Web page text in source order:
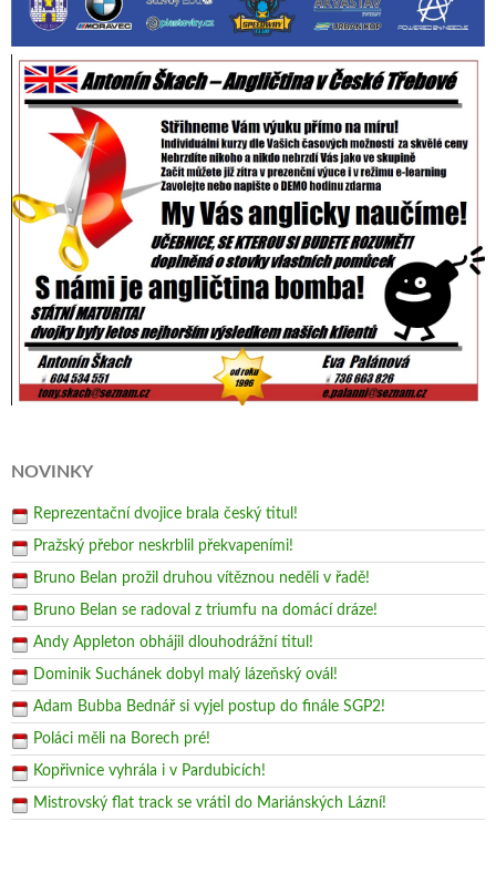
NOVINKY
Reprezentační dvojice brala český titul!
Pražský přebor neskrblil překvapeními!
Bruno Belan prožil druhou vítěznou neděli v řadě!
Bruno Belan se radoval z triumfu na domácí dráze!
Andy Appleton obhájil dlouhodrážní titul!
Dominik Suchánek dobyl malý lázeňský ovál!
Adam Bubba Bednář si vyjel postup do finále SGP2!
Poláci měli na Borech pré!
Kopřivnice vyhrála i v Pardubicích!
Mistrovský flat track se vrátil do Mariánských Lázní!